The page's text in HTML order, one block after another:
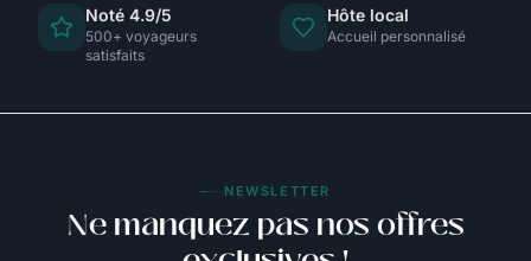
Noté 4.9/5
500+ voyageurs
satisfaits
Hôte local
Accueil personnalisé
NEWSLETTER
Ne manquez pas nos offres